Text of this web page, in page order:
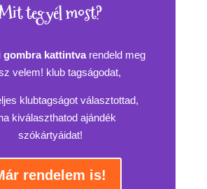
tegyél most?
gombra kattintvarendeld meg
velem! klub tagságodat,
klubtagságot választottad,
kiválaszthatod ajándék
szókártyáidat!
rendelem is!